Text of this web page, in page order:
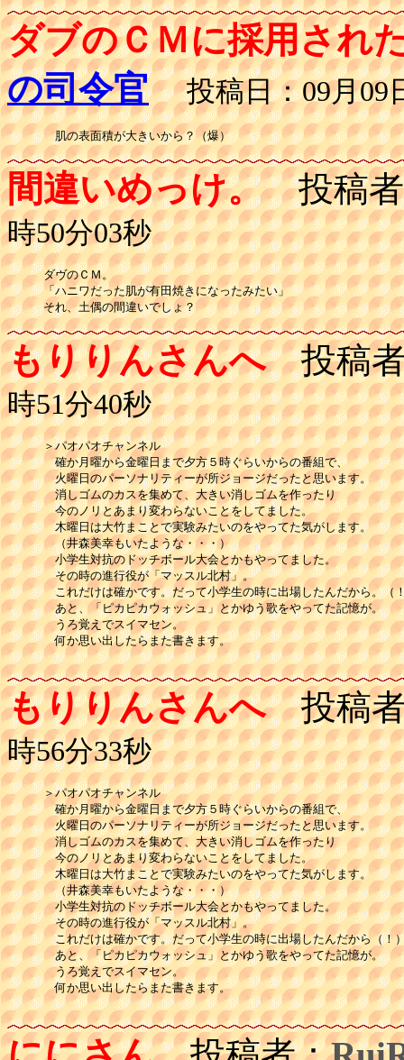
ダブのＣＭに採用され
の司令官 投稿日：09月09
間違いめっけ。投稿者
時50分03秒
ダヴのＣＭ。
「ハニワだった肌が有田焼きになったみたい」
それ、土偶の間違いでしょ？
もりりんさんへ投稿
時51分40秒
＞パオパオチャンネル
確か月曜から金曜日まで夕方５時ぐらいからの番組で、
火曜日のパーソナリティーが所ジョージだったと思います。
消しゴムのカスを集めて、大きい消しゴムを作ったり
今のノリとあまり変わらないことをしてました。
木曜日は大竹まことで実験みたいのをやってた気がします。
（井森美幸もいたような・・・）
小学生対抗のドッチボール大会とかもやってました。
その時の進行役が「マッスル北村」。
これだけは確かです。だって小学生の時に出場したんだから。（
あと、「ピカピカウォッシュ」とかゆう歌をやってた記憶が。
うろ覚えでスイマセン。
何か思い出したらまた書きます。
もりりんさんへ投稿
時56分33秒
＞パオパオチャンネル
確か月曜から金曜日まで夕方５時ぐらいからの番組で、
火曜日のパーソナリティーが所ジョージだったと思います。
消しゴムのカスを集めて、大きい消しゴムを作ったり
今のノリとあまり変わらないことをしてました。
木曜日は大竹まことで実験みたいのをやってた気がします。
（井森美幸もいたような・・・）
小学生対抗のドッチボール大会とかもやってました。
その時の進行役が「マッスル北村」。
これだけは確かです。だって小学生の時に出場したんだから（！
あと、「ピカピカウォッシュ」とかゆう歌をやってた記憶が。
うろ覚えでスイマセン。
何か思い出したらまた書きます。